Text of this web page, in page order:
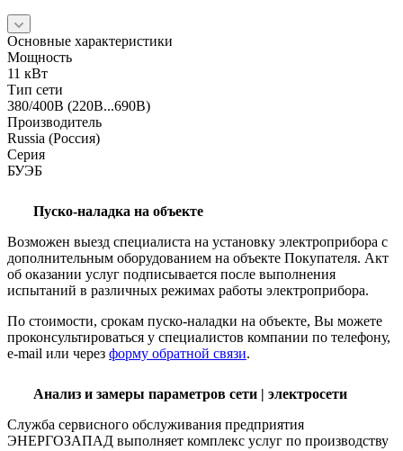
Основные характеристики
Мощность
11 кВт
Тип сети
380/400В (220В...690В)
Производитель
Russia (Россия)
Серия
БУЭБ
Пуско-наладка на объекте
Возможен выезд специалиста на установку электроприбора с
дополнительным оборудованием на объекте Покупателя. Акт
об оказании услуг подписывается после выполнения
испытаний в различных режимах работы электроприбора.
По стоимости, срокам пуско-наладки на объекте, Вы можете
проконсультироваться у специалистов компании по телефону,
e-mail или через форму обратной связи.
Анализ и замеры параметров сети | электросети
Служба сервисного обслуживания предприятия
ЭНЕРГОЗАПАД выполняет комплекс услуг по производству